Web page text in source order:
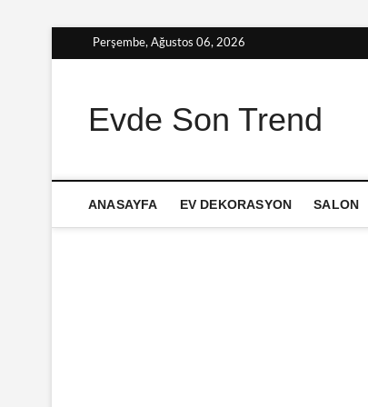
to
Perşembe, Ağustos 06, 2026
Evde Son Trend
ANASAYFA EV DEKORASYON SALON